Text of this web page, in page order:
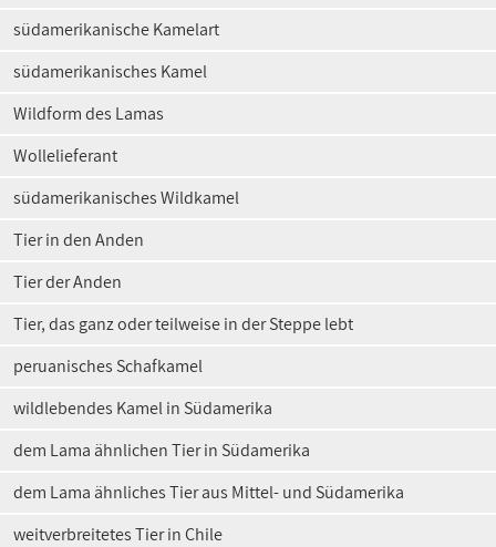
südamerikanische Kamelart
südamerikanisches Kamel
Wildform des Lamas
Wollelieferant
südamerikanisches Wildkamel
Tier in den Anden
Tier der Anden
Tier, das ganz oder teilweise in der Steppe lebt
peruanisches Schafkamel
wildlebendes Kamel in Südamerika
dem Lama ähnlichen Tier in Südamerika
dem Lama ähnliches Tier aus Mittel- und Südamerika
weitverbreitetes Tier in Chile